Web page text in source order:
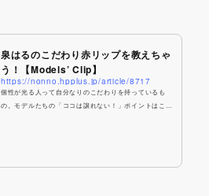
泉はるのこだわり赤リップを教えちゃ
う！【Models’ Clip】
https://nonno.hpplus.jp/article/8717
個性が光る人って自分なりのこだわりを持っているも
の。モデルたちの「ココは譲れない！」ポイントはこん